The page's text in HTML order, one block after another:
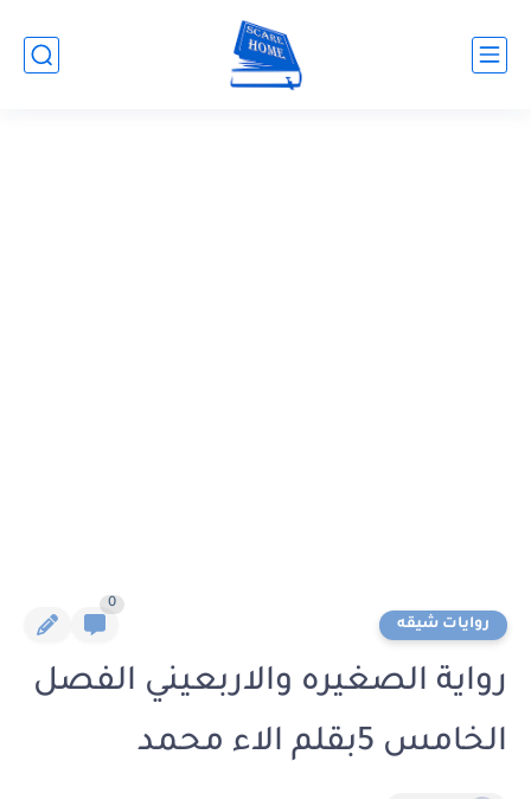
روايات شيقه
0
رواية الصغيره والاربعيني الفصل
الخامس 5بقلم الاء محمد